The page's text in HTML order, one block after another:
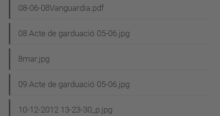
08-06-08Vanguardia.pdf
08 Acte de garduació 05-06.jpg
8mar.jpg
09 Acte de garduació 05-06.jpg
10-12-2012 13-23-30_p.jpg